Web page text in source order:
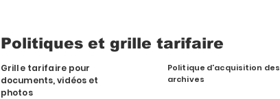
Politiques et grille tarifaire
Grille tarifaire pour
documents, vidéos et
photos
Politique d'acquisition des
archives